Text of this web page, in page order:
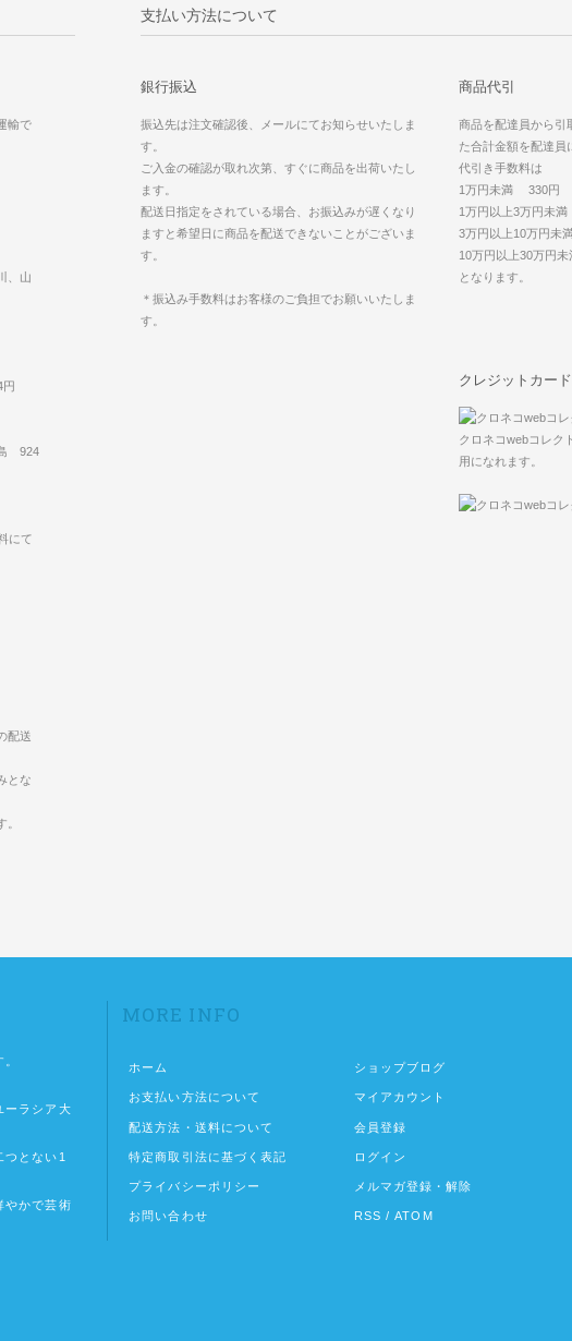
輸で
、山
円
島 924
にて
配送
とな
支払い方法について
銀行振込
振込先は注文確認後、メールにてお知らせいたしま
す。
ご入金の確認が取れ次第、すぐに商品を出荷いたし
ます。
配送日指定をされている場合、お振込みが遅くなり
ますと希望日に商品を配送できないことがございま
す。
＊振込み手数料はお客様のご負担でお願いいたしま
す。
商品代引
商品を配達員から引
た合計金額を配達員
代引き手数料は
1万円未満 330円
1万円以上3万円未
3万円以上10万円未
10万円以上30万円
となります。
クレジットカー
クロネコwebコレク
用になれます。
ーラシア大
つとない1
やかで芸術
MORE INFO
ホーム
お支払い方法について
配送方法・送料について
特定商取引法に基づく表記
プライバシーポリシー
お問い合わせ
ショップブログ
マイアカウント
会員登録
ログイン
メルマガ登録・解除
RSS /ATOM